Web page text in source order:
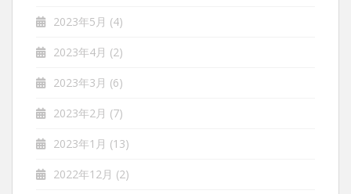
2023年5月 (4)
2023年4月 (2)
2023年3月 (6)
2023年2月 (7)
2023年1月 (13)
2022年12月 (2)